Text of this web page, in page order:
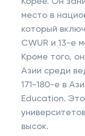
место в
который
CWUR и 13-е
Кроме того,
Азии среди
171-180-е в
Education.
высок.